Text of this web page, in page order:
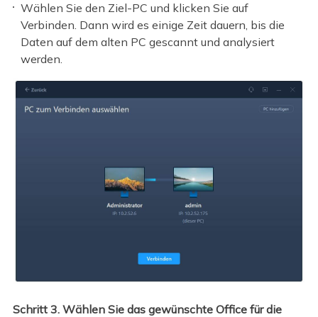
Wählen Sie den Ziel-PC und klicken Sie auf
Verbinden. Dann wird es einige Zeit dauern, bis die
Daten auf dem alten PC gescannt und analysiert
werden.
Schritt 3. Wählen Sie das gewünschte Office für die